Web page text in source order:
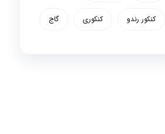
کنکور رندو کنکوری گاج